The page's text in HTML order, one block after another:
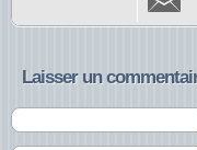
Laisser un